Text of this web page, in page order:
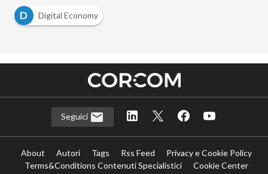
D
Digital Economy
Seguici
About Autori Tags Rss Feed
Privacy e Cookie Policy
Terms&Conditions Contenuti Specialistici
Cookie Center